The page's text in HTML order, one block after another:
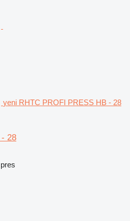
yeni RHTC PROFI PRESS HB - 28
28